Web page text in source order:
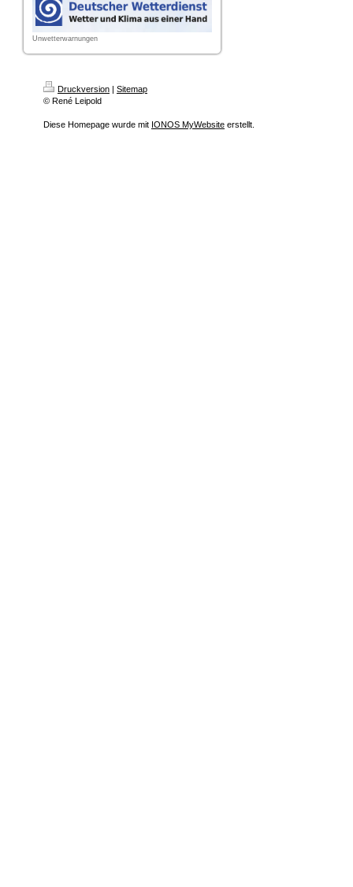
Unwetterwarnungen
Druckversion
Sitemap
© René Leipold
Diese Homepage wurde mit IONOS MyWebsite erstellt.